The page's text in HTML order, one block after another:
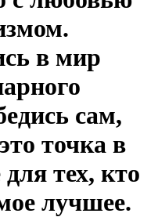
в мир
сам,
точка в
тех, кто
лучшее.